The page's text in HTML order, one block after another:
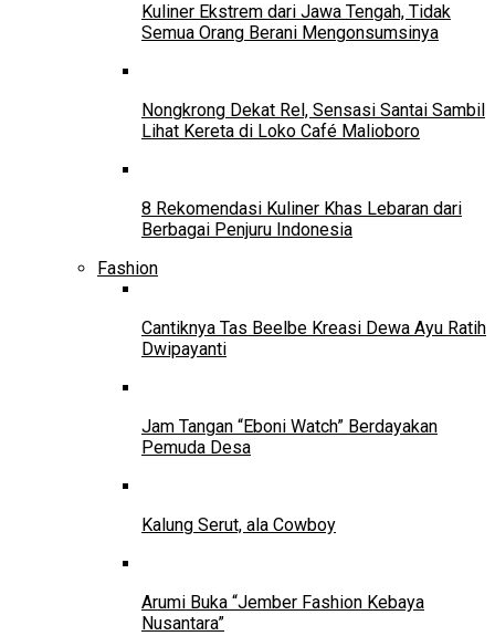
Kuliner Ekstrem dari Jawa Tengah, Tidak
Semua Orang Berani Mengonsumsinya
Nongkrong Dekat Rel, Sensasi Santai Sambil
Lihat Kereta di Loko Café Malioboro
8 Rekomendasi Kuliner Khas Lebaran dari
Berbagai Penjuru Indonesia
Fashion
Cantiknya Tas Beelbe Kreasi Dewa Ayu Ratih
Dwipayanti
Jam Tangan “Eboni Watch” Berdayakan
Pemuda Desa
Kalung Serut, ala Cowboy
Arumi Buka “Jember Fashion Kebaya
Nusantara”